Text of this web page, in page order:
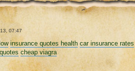
07:47
insurance quotes health car insurance rates
cheap viagra